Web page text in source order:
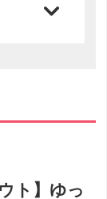
ト】ゆっ